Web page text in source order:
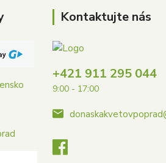
Kontaktujte nás
+421 911 295 044
9:00 - 17:00